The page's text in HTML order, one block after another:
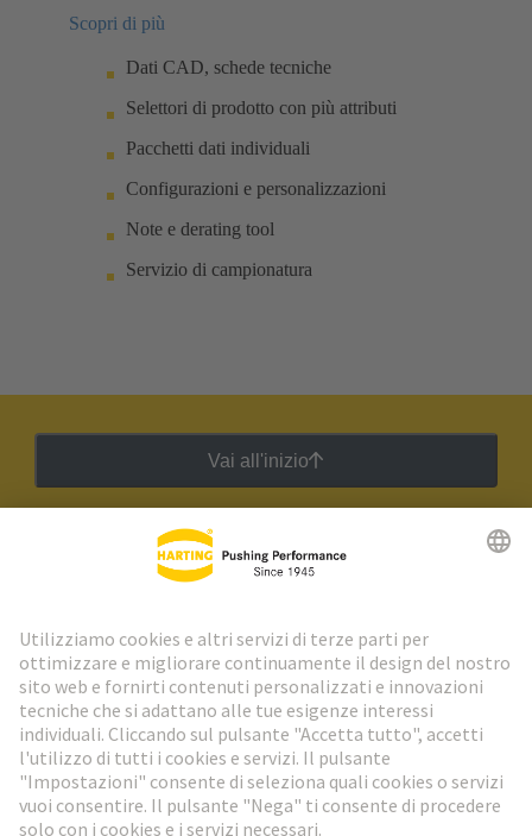
Scopri di più
Dati CAD, schede tecniche
Selettori di prodotto con più attributi
Pacchetti dati individuali
Configurazioni e personalizzazioni
Note e derating tool
Servizio di campionatura
Vai all'inizio
Newsletter HARTING
Vai al registrazione
Social Media